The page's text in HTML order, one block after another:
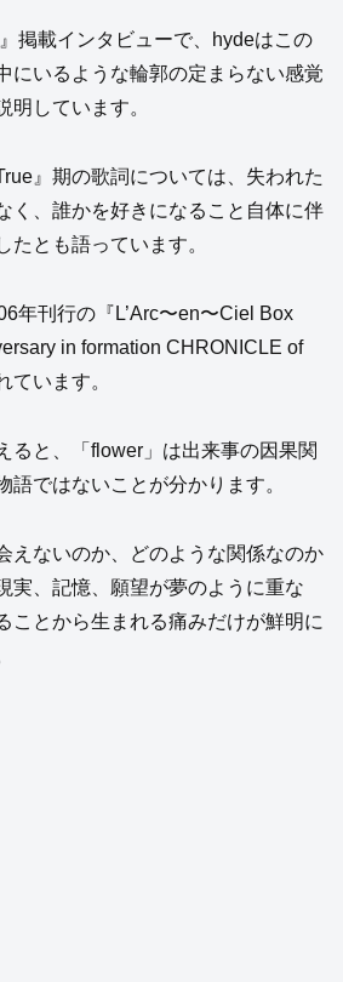
掲載インタビューで、hydeはこの
にいるような輪郭の定まらない感覚
明しています。
』期の歌詞については、失われた
く、誰かを好きになること自体に伴
たとも語っています。
年刊行の『L’Arc〜en〜Ciel Box
in formation CHRONICLE of
ています。
ると、「flower」は出来事の因果関
語ではないことが分かります。
えないのか、どのような関係なのか
実、記憶、願望が夢のように重な
ことから生まれる痛みだけが鮮明に